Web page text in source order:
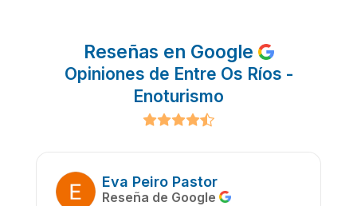
Reseñas en Google
Opiniones de Entre Os Ríos -
Enoturismo
Eva Peiro Pastor
Reseña de Google